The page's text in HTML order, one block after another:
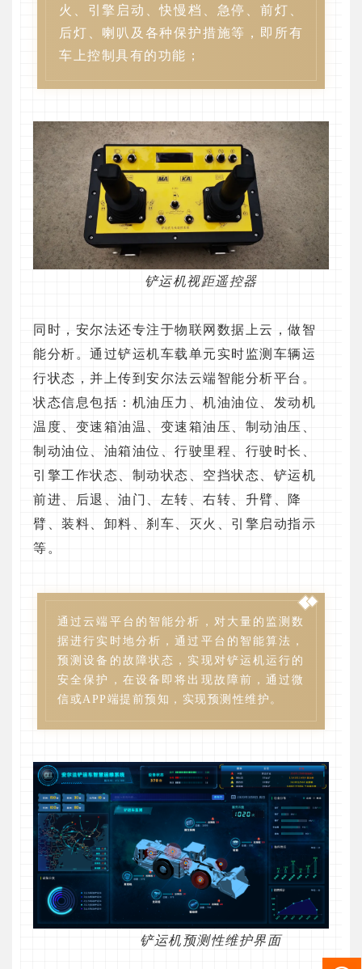
火、引擎启动、快慢档、急停、前灯、
后灯、喇叭及各种保护措施等，即所有
车上控制具有的功能；
铲运机视距遥控器
同时，安尔法还专注于物联网数据上云，做智
能分析。通过铲运机车载单元实时监测车辆运
行状态，并上传到安尔法云端智能分析平台。
状态信息包括：机油压力、机油油位、发动机
温度、变速箱油温、变速箱油压、制动油压、
制动油位、油箱油位、行驶里程、行驶时长、
引擎工作状态、制动状态、空挡状态、铲运机
前进、后退、油门、左转、右转、升臂、降
臂、装料、卸料、刹车、灭火、引擎启动指示
等。
通过云端平台的智能分析，对大量的监测数
据进行实时地分析，通过平台的智能算法，
预测设备的故障状态，实现对铲运机运行的
安全保护，在设备即将出现故障前，通过微
信或APP端提前预知，实现预测性维护。
铲运机预测性维护界面